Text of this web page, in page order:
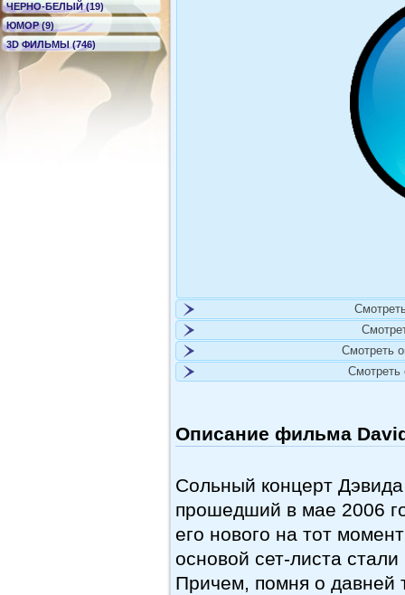
ЧЕРНО-БЕЛЫЙ (19)
ЮМОР (9)
3D ФИЛЬМЫ (746)
Смотреть
Смотреть
Описание фильма
Сольный концерт
прошедший в мае 2006
его нового на тот
основой сет-листа
Причем, помня о давней